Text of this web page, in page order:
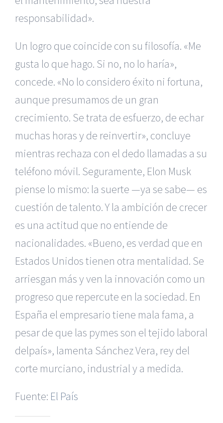
responsabilidad».
Un logro que coincide con su filosofía. «Me
gusta lo que hago. Si no, no lo haría»,
concede. «No lo considero éxito ni fortuna,
aunque presumamos de un gran
crecimiento. Se trata de esfuerzo, de echar
muchas horas y de reinvertir», concluye
mientras rechaza con el dedo llamadas a su
teléfono móvil. Seguramente, Elon Musk
piense lo mismo: la suerte —ya se sabe— es
cuestión de talento. Y la ambición de crecer
es una actitud que no entiende de
nacionalidades. «Bueno, es verdad que en
Estados Unidos tienen otra mentalidad. Se
arriesgan más y ven la innovación como un
progreso que repercute en la sociedad. En
España el empresario tiene mala fama, a
pesar de que las pymes son el tejido laboral
delpaís», lamenta Sánchez Vera, rey del
corte murciano, industrial y a medida.
Fuente: El País
|Reclamación de Accidentes en Alicante| Reclamación
de Accidentes en Madrid|BGD Abogados Madrid|
|Formación para Abogados